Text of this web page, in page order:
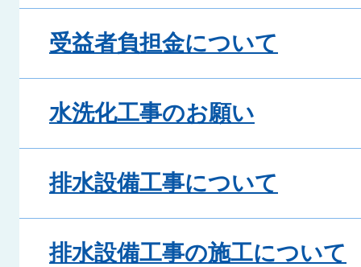
受益者負担金について
水洗化工事のお願い
排水設備工事について
排水設備工事の施工について